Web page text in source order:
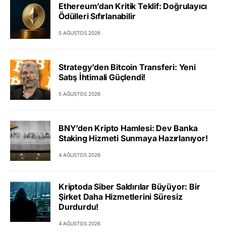
Ethereum’dan Kritik Teklif: Doğrulayıcı
Ödülleri Sıfırlanabilir
5 AĞUSTOS 2026
Strategy’den Bitcoin Transferi: Yeni
Satış İhtimali Güçlendi!
5 AĞUSTOS 2026
BNY’den Kripto Hamlesi: Dev Banka
Staking Hizmeti Sunmaya Hazırlanıyor!
4 AĞUSTOS 2026
Kriptoda Siber Saldırılar Büyüyor: Bir
Şirket Daha Hizmetlerini Süresiz
Durdurdu!
4 AĞUSTOS 2026